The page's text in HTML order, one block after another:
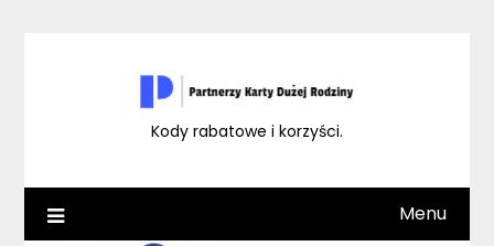
Kody rabatowe i korzyści.
Menu